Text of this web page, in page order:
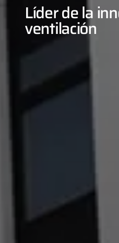
Líder de la
ventilación